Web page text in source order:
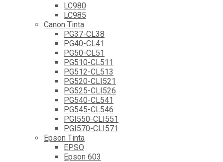
LC980
LC985
Canon Tinta
PG37-CL38
PG40-CL41
PG50-CL51
PG510-CL511
PG512-CL513
PG520-CLI521
PG525-CLI526
PG540-CL541
PG545-CL546
PGI550-CLI551
PGI570-CLI571
Epson Tinta
EPSO
Epson 603